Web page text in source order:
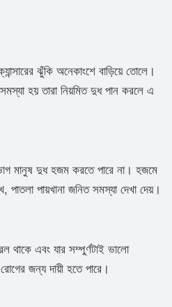
ঝুঁকি অনেকাংশে বাড়িয়ে তোলে।
হয় তারা নিয়মিত দুধ পান করলে এ
মানুষ দুধ হজম করতে পারে না। হজমে
পায়খানা জনিত সমস্যা দেখা দেয়।
থাকে এবং যার সম্পুর্ণটাই ভালো
জন্য দায়ী হতে পারে।